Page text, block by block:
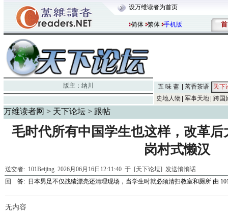
设万维读者为首页
简体 繁体 手机版 首
版主： 纳川 五 味 斋 茗香茶语
天下
史地人物
军事天地 跨国
万维读者网 > 天下论坛 > 跟帖
毛时代所有中国学生也这样，改革
岗村式懒汉
送交者: 101Beijing 2026月06月16日12:11:40 于 [天下论坛] 发送悄悄话
回 答: 日本男足不仅战绩漂亮还清理现场，当学生时就必须清扫教室和厕所 由
无内容